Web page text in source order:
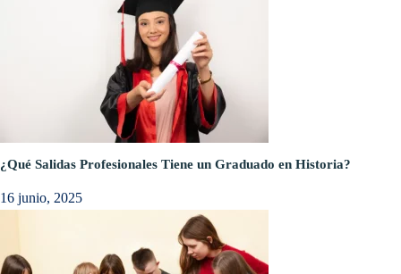
¿Qué Salidas Profesionales Tiene un Graduado en Historia?
16 junio, 2025